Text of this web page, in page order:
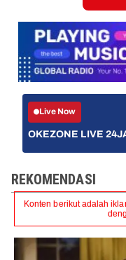
Live Now
OKEZONE LIVE